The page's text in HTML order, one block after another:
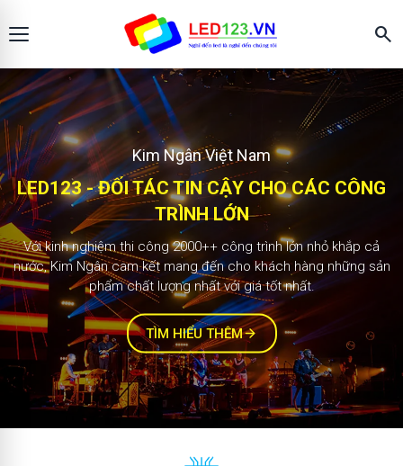
search
2.000+ công trình
Kim Ngân Việt Nam
LED123 - ĐỐI TÁC TIN CẬY CHO CÁC CÔNG
TRÌNH LỚN
Với kinh nghiệm thi công 2000++ công trình lớn nhỏ khắp cả
nước, Kim Ngân cam kết mang đến cho khách hàng những sản
phẩm chất lượng nhất với giá tốt nhất.
TÌM HIỂU THÊM
Màn hình LED123
KIM NGÂN - ĐỐI TÁC TIN CẬY CHO CÁC
CÔNG TRÌNH LỚN
Với kinh nghiệm thi công 1000++ công trình lớn nhỏ khắp cả
nước, Kim Ngân cam kết mang đến cho khách hàng những sản
phẩm chất lượng nhất với giá tốt nhất.